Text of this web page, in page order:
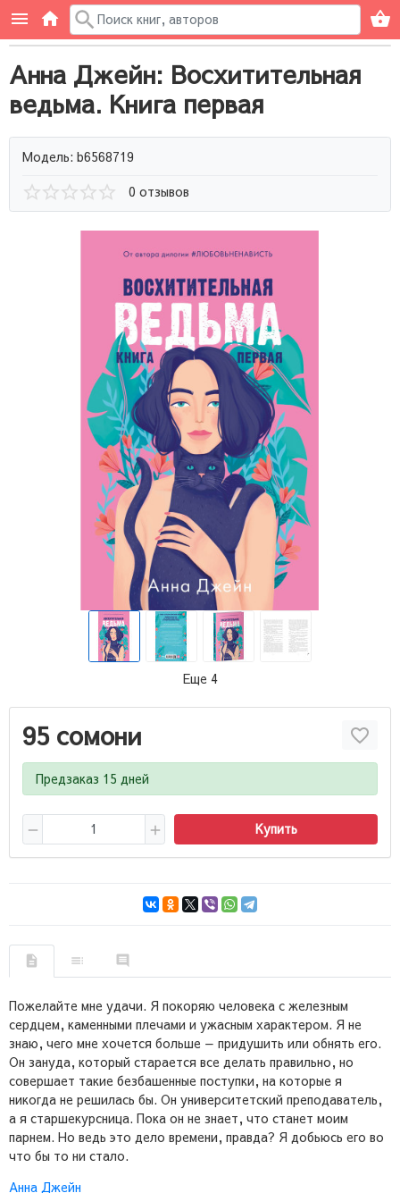
Анна Джейн: Восхитительная
ведьма. Книга первая
Модель: b6568719
0 отзывов
Еще 4
95 сомони
Предзаказ 15 дней
Купить
Пожелайте мне удачи. Я покоряю человека с железным
сердцем, каменными плечами и ужасным характером. Я не
знаю, чего мне хочется больше — придушить или обнять его.
Он зануда, который старается все делать правильно, но
совершает такие безбашенные поступки, на которые я
никогда не решилась бы. Он университетский преподаватель,
а я старшекурсница. Пока он не знает, что станет моим
парнем. Но ведь это дело времени, правда? Я добьюсь его во
что бы то ни стало.
Анна Джейн